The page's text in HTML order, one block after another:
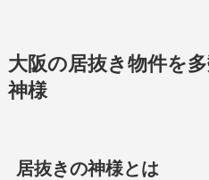
大阪の居抜き物件を
神様
居抜きの神様とは